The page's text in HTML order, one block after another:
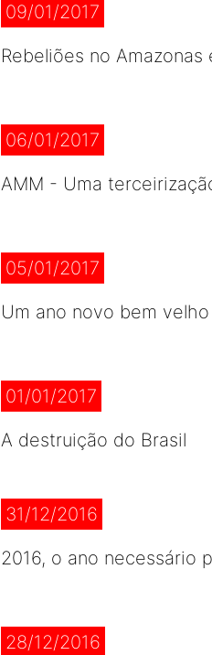
09/01/2017
Rebeliões no
06/01/2017
AMM - Uma
05/01/2017
Um ano novo bem velho
01/01/2017
A destruição do Brasil
31/12/2016
2016, o ano necessário
28/12/2016